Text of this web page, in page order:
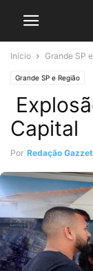
Início Grande SP
Grande SP e Região
Capital
Por Redação